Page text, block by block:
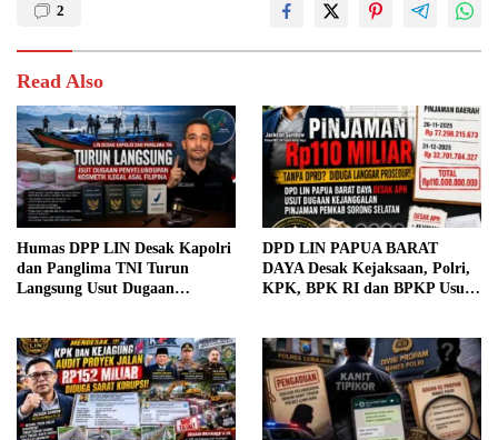
2
Read Also
Humas DPP LIN Desak Kapolri
dan Panglima TNI Turun
Langsung Usut Dugaan
DPD LIN PAPUA BARAT
DAYA Desak Kejaksaan, Polri,
KPK, BPK RI dan BPKP Usut
Selatan; Dugaan Libatkan
Empat Petinggi, APH Diminta
Bertindak Tegas.